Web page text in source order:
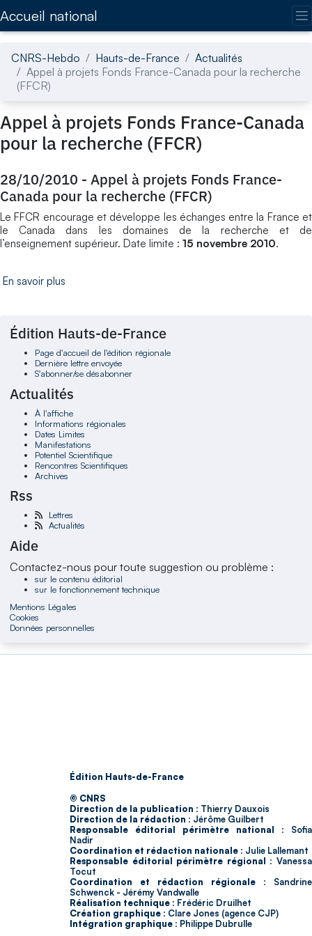
Accueil national
CNRS-Hebdo Hauts-de-France
Actualités
Appel à projets Fonds France-Canada pour la recherche
(FFCR)
Appel à projets Fonds France-Canada
pour la recherche (FFCR)
28/10/2010 - Appel à projets Fonds France-
Canada pour la recherche (FFCR)
Le FFCR encourage et développe les échanges entre la France et
le Canada dans les domaines de la recherche et de
l’enseignement supérieur. Date limite : 15 novembre 2010.
En savoir plus
Édition Hauts-de-France
Page d'accueil de l'édition régionale
Dernière lettre envoyée
S'abonner/se désabonner
Actualités
À l'affiche
Informations régionales
Dates Limites
Manifestations
Potentiel Scientifique
Rencontres Scientifiques
Archives
Rss
Lettres
Actualités
Aide
Contactez-nous pour toute suggestion ou problème :
sur le contenu éditorial
sur le fonctionnement technique
Mentions Légales
Cookies
Données personnelles
Édition Hauts-de-France
© CNRS
Direction de la publication : Thierry Dauxois
Direction de la rédaction : Jérôme Guilbert
Responsable éditorial périmètre national : Sofia
Nadir
Coordination et rédaction nationale : Julie Lallemant
Responsable éditorial périmètre régional : Vanessa
Tocut
Coordination et rédaction régionale : Sandrine
Schwenck - Jérémy Vandwalle
Réalisation technique : Frédéric Druilhet
Création graphique : Clare Jones (agence CJP)
Intégration graphique : Philippe Dubrulle